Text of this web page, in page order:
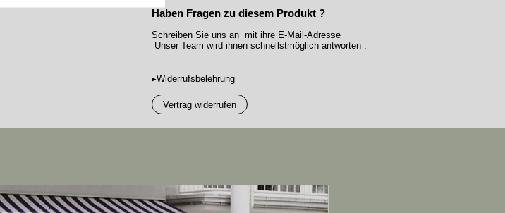
Haben Fragen zu diesem Produkt ?
Schreiben Sie uns an mit ihre E-Mail-Adresse
Unser Team wird ihnen schnellstmöglich antworten .
▸Widerrufsbelehrung
Vertrag widerrufen